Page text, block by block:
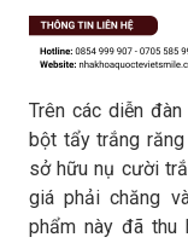
Trên các diễn
bột tẩy trắng
sở hữu nụ cười
giá phải chăng
phẩm này đã thu